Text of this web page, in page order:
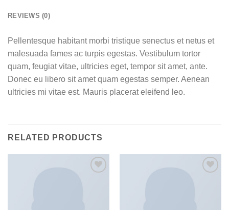
REVIEWS (0)
Pellentesque habitant morbi tristique senectus et netus et
malesuada fames ac turpis egestas. Vestibulum tortor
quam, feugiat vitae, ultricies eget, tempor sit amet, ante.
Donec eu libero sit amet quam egestas semper. Aenean
ultricies mi vitae est. Mauris placerat eleifend leo.
RELATED PRODUCTS